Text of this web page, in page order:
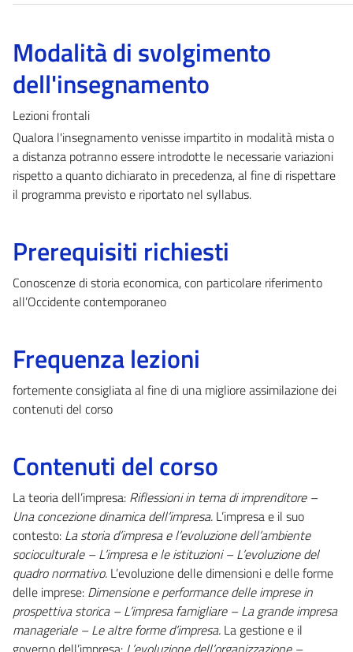
Modalità di svolgimento
dell'insegnamento
Lezioni frontali
Qualora l'insegnamento venisse impartito in modalità mista o
a distanza potranno essere introdotte le necessarie variazioni
rispetto a quanto dichiarato in precedenza, al fine di rispettare
il programma previsto e riportato nel syllabus.
Prerequisiti richiesti
Conoscenze di storia economica, con particolare riferimento
all’Occidente contemporaneo
Frequenza lezioni
fortemente consigliata al fine di una migliore assimilazione dei
contenuti del corso
Contenuti del corso
La teoria dell’impresa: Riflessioni in tema di imprenditore –
Una concezione dinamica dell’impresa. L’impresa e il suo
contesto: La storia d’impresa e l’evoluzione dell’ambiente
socioculturale – L’impresa e le istituzioni – L’evoluzione del
quadro normativo. L’evoluzione delle dimensioni e delle forme
delle imprese: Dimensione e performance delle imprese in
prospettiva storica – L’impresa famigliare – La grande impresa
manageriale – Le altre forme d’impresa. La gestione e il